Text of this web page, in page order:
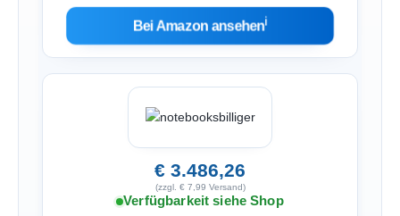
Bei Amazon ansehenℹ︎
€ 3.486,26
(zzgl. € 7,99 Versand)
Verfügbarkeit siehe Shop